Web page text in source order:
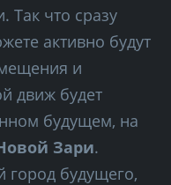
Так что сразу
активно будут
и
движ будет
будущем, на
Зари.
город будущего,